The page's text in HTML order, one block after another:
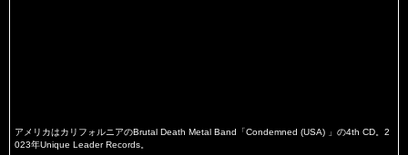
アメリカはカリフォルニアのBrutal Death Metal Band「Condemned (USA) 」の4th CD。2
023年Unique Leader Records。